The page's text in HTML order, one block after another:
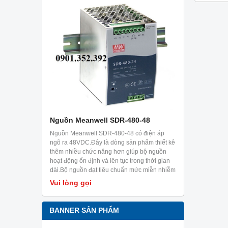
Nguồn Meanwell SDR-480-48
Nguồn Meanwell SDR-480-48 có điện áp
ngõ ra 48VDC.Đây là dòng sản phẩm thiết kê
thêm nhiều chức năng hơn giúp bộ nguồn
hoạt động ổn định và iên tục trong thời gian
dài.Bộ nguồn đạt tiêu chuẩn mức miễn nhiễm
trong công nghiệp EN61000-6-2.Sản phẩm
chuyên dùng cho tủ điện, có thể cài đặt trên
ray TS35/7.5 hoặc 15.
Vui lòng gọi
BANNER SẢN PHẨM